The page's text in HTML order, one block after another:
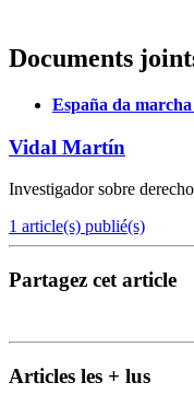
Documents
España da
Vidal Martín
Investigador sobre
1 article(s) publié(s)
Partagez cet article
Articles les + lus